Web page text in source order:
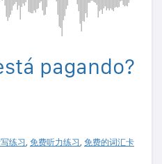
pagando?
练习, 免费听力练习, 免费的词汇卡